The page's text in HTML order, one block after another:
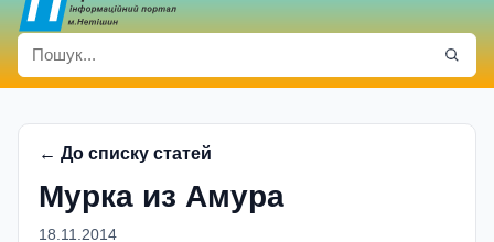
← До списку статей
Мурка из Амура
18.11.2014